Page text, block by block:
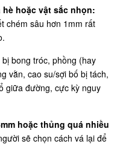
hoặc vật sắc nhọn:
chém sâu hơn 1mm rất
bị bong tróc, phồng (hay
vằn, cao su/sợi bố bị tách,
giữa đường, cực kỳ nguy
hoặc thủng quá nhiều
sẽ chọn cách vá lại để